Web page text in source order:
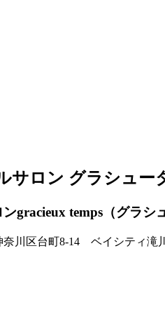
サロン グラシュー
gracieux temps（グラシ
奈川区台町8-14 ベイシティ滝